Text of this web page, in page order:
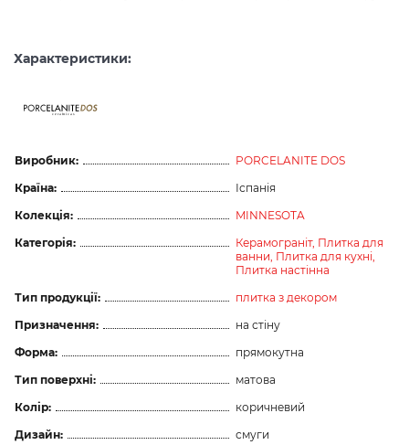
Характеристики:
ceramicas
Виробник:
PORCELANITE DOS
Країна:
Іспанія
Колекція:
MINNESOTA
Категорія:
Керамограніт, Плитка для
ванни, Плитка для кухні,
Плитка настінна
Тип продукції:
плитка з декором
Призначення:
на стіну
Форма:
прямокутна
Тип поверхні:
матова
Колір:
коричневий
Дизайн:
смуги